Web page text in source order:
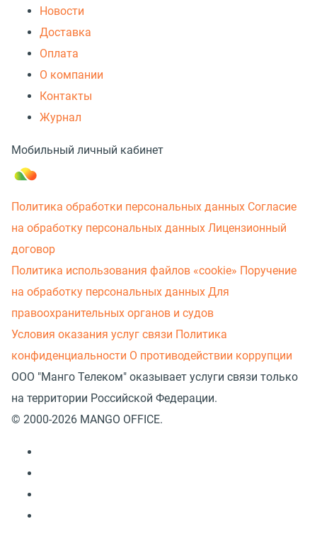
Новости
Доставка
Оплата
О компании
Контакты
Журнал
Мобильный личный кабинет
Политика обработки персональных данных Согласие
на обработку персональных данных Лицензионный
договор
Политика использования файлов «cookie» Поручение
на обработку персональных данных Для
правоохранительных органов и судов
Условия оказания услуг связи Политика
конфиденциальности О противодействии коррупции
ООО "Манго Телеком" оказывает услуги связи только
на территории Российской Федерации.
© 2000-2026 MANGO OFFICE.